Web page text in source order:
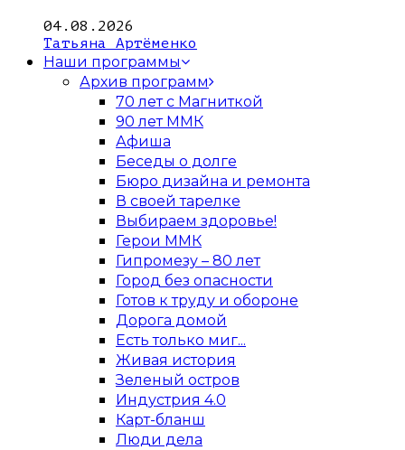
04.08.2026
Татьяна Артёменко
Наши программы
Архив программ
70 лет с Магниткой
90 лет ММК
Афиша
Беседы о долге
Бюро дизайна и ремонта
В своей тарелке
Выбираем здоровье!
Герои ММК
Гипромезу – 80 лет
Город без опасности
Готов к труду и обороне
Дорога домой
Есть только миг...
Живая история
Зеленый остров
Индустрия 4.0
Карт-бланш
Люди дела